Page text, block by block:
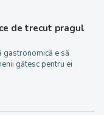
de trecut pragul
gastronomică e să
gătesc pentru ei